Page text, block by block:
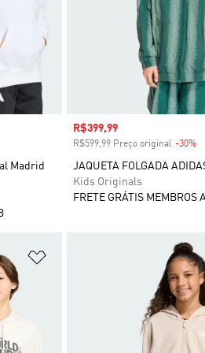
Madrid
Preço com desconto
R$399,99
R$599,99 Preço original -30%
JAQUETA FOLGADA
Kids Originals
FRETE GRÁTIS MEMBROS
Adicionar à Lista de Desejos